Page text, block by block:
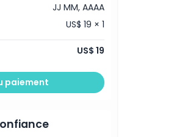
JJ MM, AAAA
US$ 19 × 1
US$ 19
paiement